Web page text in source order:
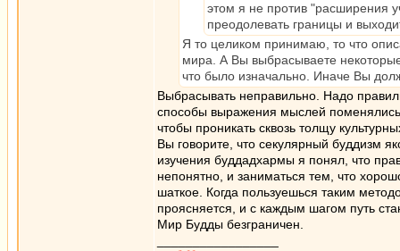
этом я не против "расширения
преодолевать границы и
Я то целиком принимаю, то что
мира. А Вы выбрасываете некоторые
что было изначально. Иначе Вы
Выбрасывать неправильно. Надо
способы выражения мыслей
чтобы проникать сквозь толщу
Вы говорите, что секулярный буддизм
изучения буддадхармы я понял, что
непонятно, и заниматься тем, что
шаткое. Когда пользуешься таким
проясняется, и с каждым шагом путь
Мир Будды безграничен.